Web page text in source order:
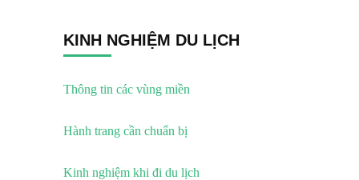
KINH NGHIỆM DU LỊCH
Thông tin các vùng miền
Hành trang cần chuẩn bị
Kinh nghiệm khi đi du lịch